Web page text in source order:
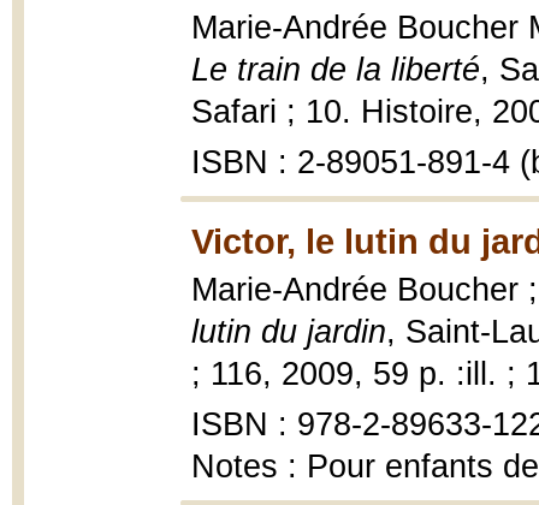
Marie-Andrée Boucher
Le train de la liberté,
Safari ; 10. Histoire,
ISBN : 2-89051-891-4
Victor, le lutin du
Marie-Andrée
lutin du jardin, Saint-
; 116, 2009, 59 p. :ill. ;
ISBN : 978-2-89633-
Notes : Pour enfants